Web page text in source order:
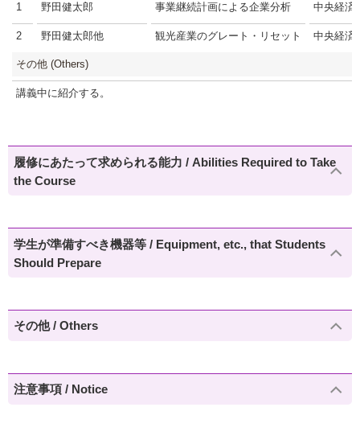
1 野田健太郎 事業継続計画による企業分析 中央経済
2 野田健太郎他 観光産業のグレート・リセット 中央経済
その他 (Others)
講義中に紹介する。
履修にあたって求められる能力 / Abilities Required to Take
the Course
学生が準備すべき機器等 / Equipment, etc., that Students
Should Prepare
その他 / Others
注意事項 / Notice